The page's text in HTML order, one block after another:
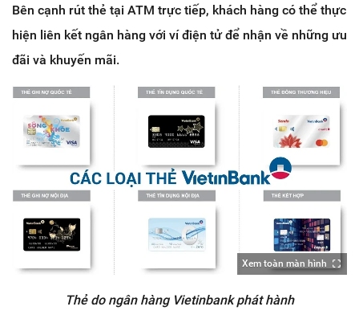
Bên cạnh rút thẻ tại ATM trực tiếp, khách hàng có thể thực
hiện liên kết ngân hàng với ví điện tử để nhận về những ưu
đãi và khuyến mãi.
Xem toàn màn hình
Thẻ do ngân hàng Vietinbank phát hành